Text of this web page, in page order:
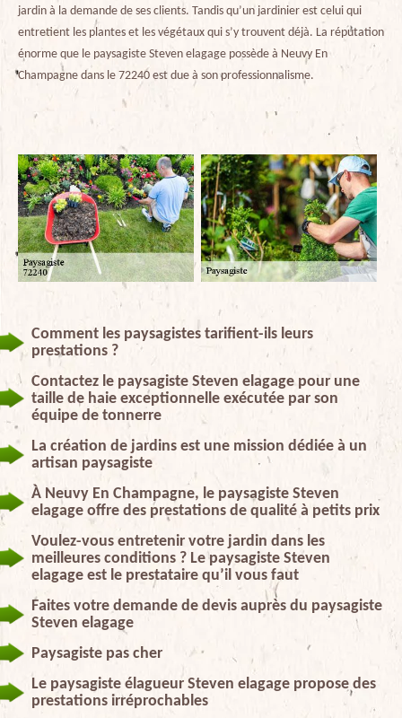
jardin à la demande de ses clients. Tandis qu’un jardinier est celui qui
entretient les plantes et les végétaux qui s’y trouvent déjà. La réputation
énorme que le paysagiste Steven elagage possède à Neuvy En
Champagne dans le 72240 est due à son professionnalisme.
Comment les paysagistes tarifient-ils leurs
prestations ?
Contactez le paysagiste Steven elagage pour une
taille de haie exceptionnelle exécutée par son
équipe de tonnerre
La création de jardins est une mission dédiée à un
artisan paysagiste
À Neuvy En Champagne, le paysagiste Steven
elagage offre des prestations de qualité à petits prix
Voulez-vous entretenir votre jardin dans les
meilleures conditions ? Le paysagiste Steven
elagage est le prestataire qu’il vous faut
Faites votre demande de devis auprès du paysagiste
Steven elagage
Paysagiste pas cher
Le paysagiste élagueur Steven elagage propose des
prestations irréprochables